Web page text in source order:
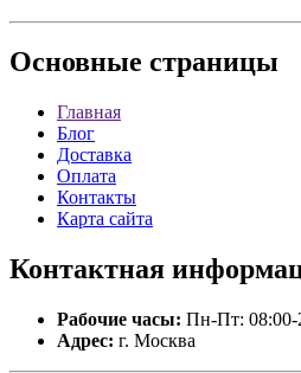
Основные страницы
Главная
Блог
Доставка
Оплата
Контакты
Карта сайта
Контактная
Рабочие часы: Пн-Пт: 08:00-
Адрес: г. Москва